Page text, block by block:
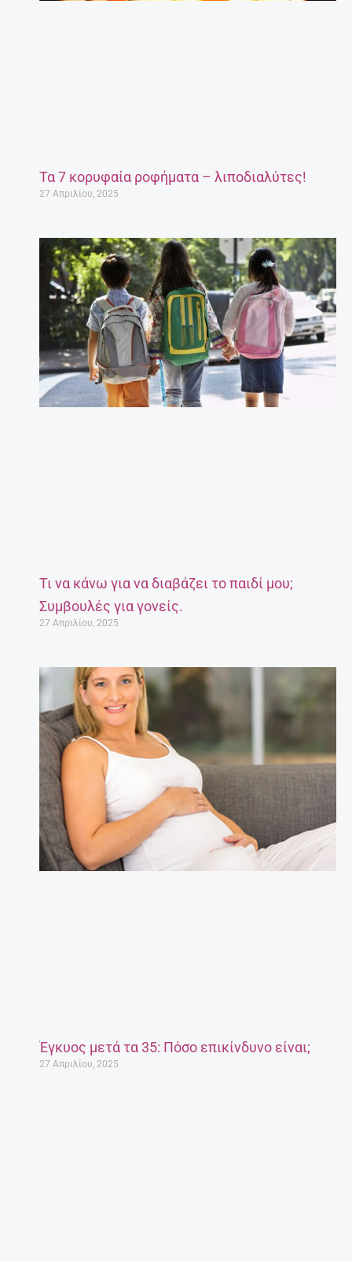
Τα 7 κορυφαία ροφήματα – λιποδιαλύτες!
27 Απριλίου, 2025
Τι να κάνω για να διαβάζει το παιδί μου;
Συμβουλές για γονείς.
27 Απριλίου, 2025
Έγκυος μετά τα 35: Πόσο επικίνδυνο είναι;
27 Απριλίου, 2025